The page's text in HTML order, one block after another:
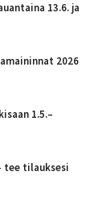
13.6. ja
2026
1.5.–
tee tilauksesi